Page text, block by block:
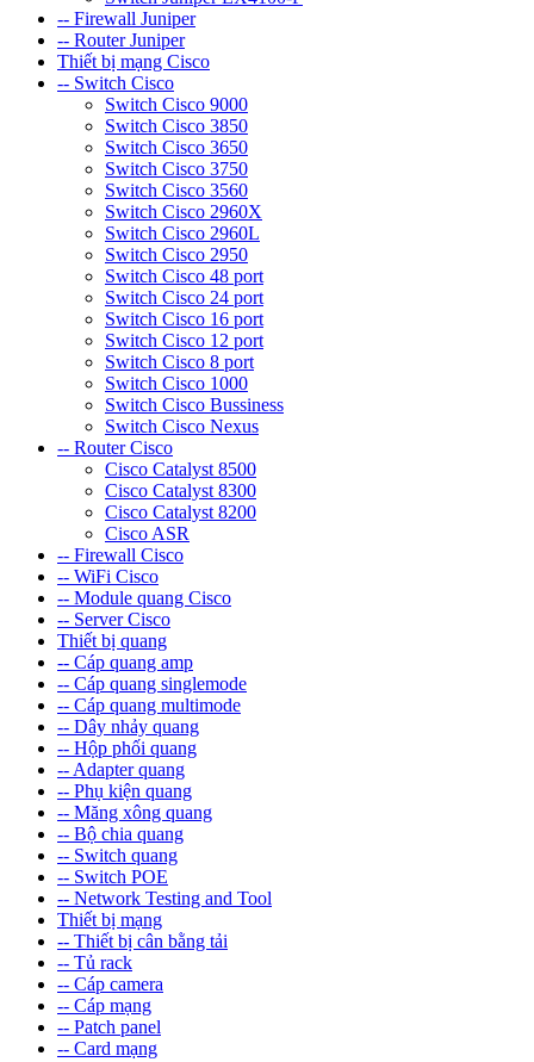
-- Firewall Juniper
-- Router Juniper
Thiết bị mạng Cisco
-- Switch Cisco
Switch Cisco 9000
Switch Cisco 3850
Switch Cisco 3650
Switch Cisco 3750
Switch Cisco 3560
Switch Cisco 2960X
Switch Cisco 2960L
Switch Cisco 2950
Switch Cisco 48 port
Switch Cisco 24 port
Switch Cisco 16 port
Switch Cisco 12 port
Switch Cisco 8 port
Switch Cisco 1000
Switch Cisco Bussiness
Switch Cisco Nexus
-- Router Cisco
Cisco Catalyst 8500
Cisco Catalyst 8300
Cisco Catalyst 8200
Cisco ASR
-- Firewall Cisco
-- WiFi Cisco
-- Module quang Cisco
-- Server Cisco
Thiết bị quang
-- Cáp quang amp
-- Cáp quang singlemode
-- Cáp quang multimode
-- Dây nhảy quang
-- Hộp phối quang
-- Adapter quang
-- Phụ kiện quang
-- Măng xông quang
-- Bộ chia quang
-- Switch quang
-- Switch POE
-- Network Testing and Tool
Thiết bị mạng
-- Thiết bị cân bằng tải
-- Tủ rack
-- Cáp camera
-- Cáp mạng
-- Patch panel
-- Card mạng